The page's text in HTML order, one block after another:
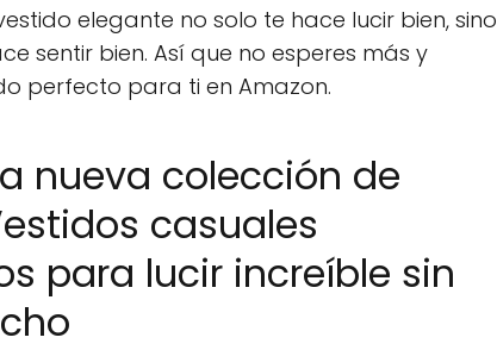
elegante no solo te hace lucir bien, sino
sentir bien. Así que no esperes más y
perfecto para ti en Amazon.
nueva colección de
casuales
para lucir increíble sin